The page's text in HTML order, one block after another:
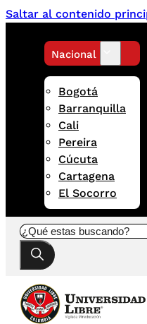
Saltar al contenido
Nacional
Bogotá
Barranquilla
Cali
Pereira
Cúcuta
Cartagena
El Socorro
Buscar